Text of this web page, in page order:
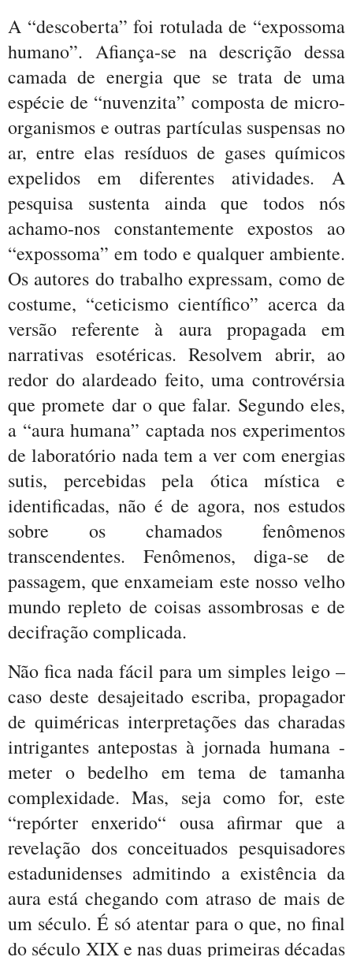
A “descoberta” foi rotulada de “expossoma
humano”. Afiança-se na descrição dessa
camada de energia que se trata de uma
espécie de “nuvenzita” composta de micro-
organismos e outras partículas suspensas no
ar, entre elas resíduos de gases químicos
expelidos em diferentes atividades. A
pesquisa sustenta ainda que todos nós
achamo-nos constantemente expostos ao
“expossoma” em todo e qualquer ambiente.
Os autores do trabalho expressam, como de
costume, “ceticismo científico” acerca da
versão referente à aura propagada em
narrativas esotéricas. Resolvem abrir, ao
redor do alardeado feito, uma controvérsia
que promete dar o que falar. Segundo eles,
a “aura humana” captada nos experimentos
de laboratório nada tem a ver com energias
sutis, percebidas pela ótica mística e
identificadas, não é de agora, nos estudos
sobre os chamados fenômenos
transcendentes. Fenômenos, diga-se de
passagem, que enxameiam este nosso velho
mundo repleto de coisas assombrosas e de
decifração complicada.
Não fica nada fácil para um simples leigo –
caso deste desajeitado escriba, propagador
de quiméricas interpretações das charadas
intrigantes antepostas à jornada humana -
meter o bedelho em tema de tamanha
complexidade. Mas, seja como for, este
“repórter enxerido“ ousa afirmar que a
revelação dos conceituados pesquisadores
estadunidenses admitindo a existência da
aura está chegando com atraso de mais de
um século. É só atentar para o que, no final
do século XIX e nas duas primeiras décadas